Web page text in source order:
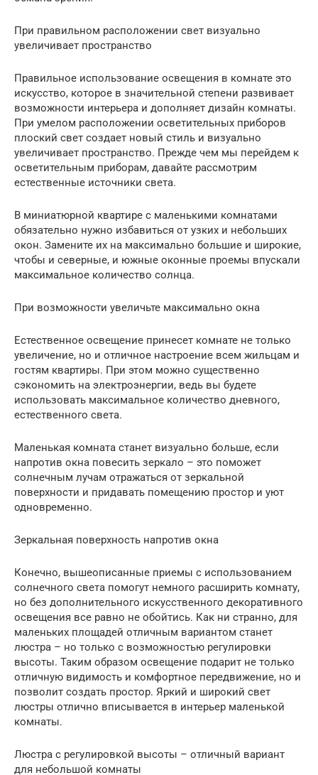
При правильном расположении свет визуально
увеличивает пространство
Правильное использование освещения в комнате это
искусство, которое в значительной степени развивает
возможности интерьера и дополняет дизайн комнаты.
При умелом расположении осветительных приборов
плоский свет создает новый стиль и визуально
увеличивает пространство. Прежде чем мы перейдем к
осветительным приборам, давайте рассмотрим
естественные источники света.
В миниатюрной квартире с маленькими комнатами
обязательно нужно избавиться от узких и небольших
окон. Замените их на максимально большие и широкие,
чтобы и северные, и южные оконные проемы впускали
максимальное количество солнца.
При возможности увеличьте максимально окна
Естественное освещение принесет комнате не только
увеличение, но и отличное настроение всем жильцам и
гостям квартиры. При этом можно существенно
сэкономить на электроэнергии, ведь вы будете
использовать максимальное количество дневного,
естественного света.
Маленькая комната станет визуально больше, если
напротив окна повесить зеркало – это поможет
солнечным лучам отражаться от зеркальной
поверхности и придавать помещению простор и уют
одновременно.
Зеркальная поверхность напротив окна
Конечно, вышеописанные приемы с использованием
солнечного света помогут немного расширить комнату,
но без дополнительного искусственного декоративного
освещения все равно не обойтись. Как ни странно, для
маленьких площадей отличным вариантом станет
люстра – но только с возможностью регулировки
высоты. Таким образом освещение подарит не только
отличную видимость и комфортное передвижение, но и
позволит создать простор. Яркий и широкий свет
люстры отлично вписывается в интерьер маленькой
комнаты.
Люстра с регулировкой высоты – отличный вариант
для небольшой комнаты